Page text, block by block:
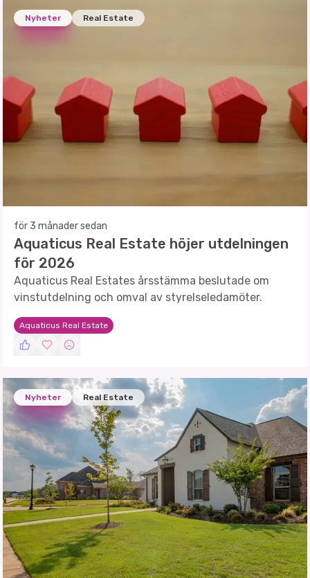
Nyheter Real Estate
för 3 månader sedan
Aquaticus Real Estate höjer utdelningen
för 2026
Aquaticus Real Estates årsstämma beslutade om
vinstutdelning och omval av styrelseledamöter.
Aquaticus Real Estate
Nyheter Real Estate